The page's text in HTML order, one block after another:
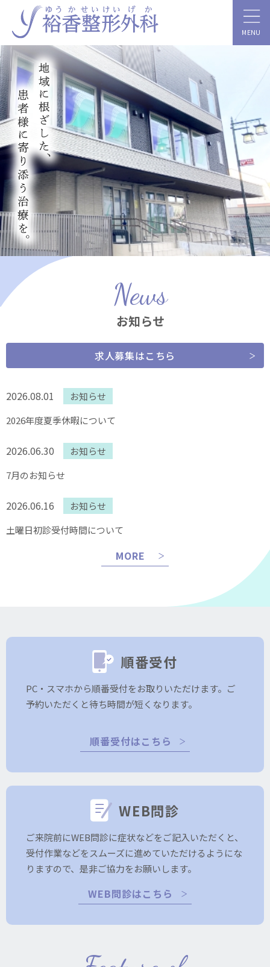
News
お知らせ
求人募集はこちら
2026.08.01
お知らせ
2026年度夏季休暇について
2026.06.30
お知らせ
7月のお知らせ
2026.06.16
お知らせ
土曜日初診受付時間について
MORE
順番受付
PC・スマホから順番受付をお取りいただけます。ご
予約いただくと待ち時間が短くなります。
順番受付はこちら
WEB問診
ご来院前にWEB問診に症状などをご記入いただくと、
受付作業などをスムーズに進めていただけるようにな
りますので、是非ご協力をお願いします。
WEB問診はこちら